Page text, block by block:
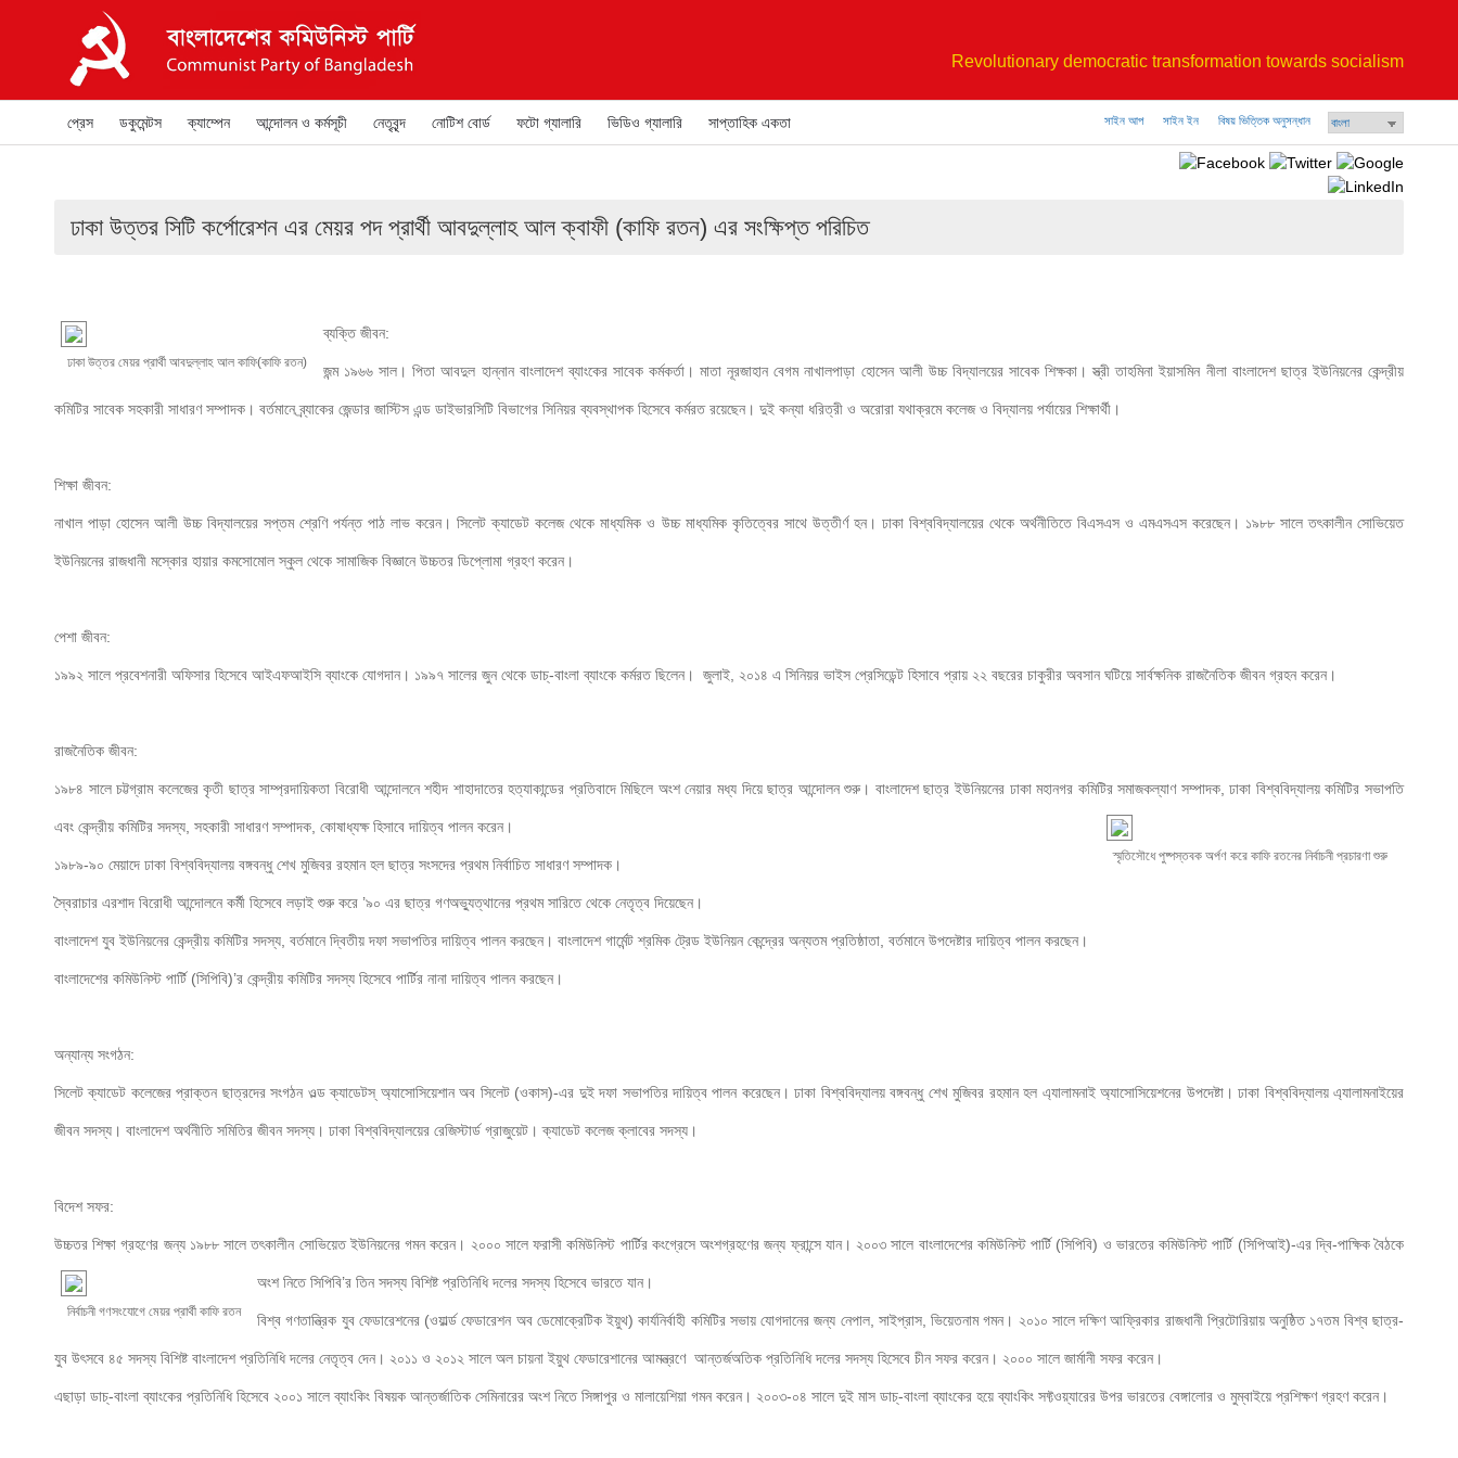
Revolutionary democratic transformation towards socialism
প্রেস ডকুমেন্টস ক্যাম্পেন আন্দোলন ও কর্মসূচী নেতৃবৃন্দ নোটিশ বোর্ড ফটো গ্যালারি ভিডিও গ্যালারি সাপ্তাহিক একতা সাইন আপ সাইন ইন বিষয় ভিত্তিক অনুসন্ধান
ঢাকা উত্তর সিটি কর্পোরেশন এর মেয়র পদ প্রার্থী আবদুল্লাহ আল ক্বাফী (কাফি রতন) এর সংক্ষিপ্ত পরিচিত
ঢাকা উত্তর মেয়র প্রার্থী আবদুল্লাহ আল কাফি(কাফি রতন)
ব্যক্তি জীবন:
জন্ম ১৯৬৬ সাল। পিতা আবদুল হান্নান বাংলাদেশ ব্যাংকের সাবেক কর্মকর্তা। মাতা নূরজাহান বেগম নাখালপাড়া হোসেন আলী উচ্চ বিদ্যালয়ের সাবেক শিক্ষকা। স্ত্রী তাহমিনা ইয়াসমিন নীলা বাংলাদেশ ছাত্র ইউনিয়নের কেন্দ্রীয়
কমিটির সাবেক সহকারী সাধারণ সম্পাদক। বর্তমানে ব্র্যাকের জেন্ডার জাস্টিস এন্ড ডাইভারসিটি বিভাগের সিনিয়র ব্যবস্থাপক হিসেবে কর্মরত রয়েছেন। দুই কন্যা ধরিত্রী ও অরোরা যথাক্রমে কলেজ ও বিদ্যালয় পর্যায়ের শিক্ষার্থী।
শিক্ষা জীবন:
নাখাল পাড়া হোসেন আলী উচ্চ বিদ্যালয়ের সপ্তম শ্রেণি পর্যন্ত পাঠ লাভ করেন। সিলেট ক্যাডেট কলেজ থেকে মাধ্যমিক ও উচ্চ মাধ্যমিক কৃতিত্বের সাথে উত্তীর্ণ হন। ঢাকা বিশ্ববিদ্যালয়ের থেকে অর্থনীতিতে বিএসএস ও এমএসএস করেছেন। ১৯৮৮ সালে তৎকালীন সোভিয়েত
ইউনিয়নের রাজধানী মস্কোর হায়ার কমসোমোল স্কুল থেকে সামাজিক বিজ্ঞানে উচ্চতর ডিপ্লোমা গ্রহণ করেন।
পেশা জীবন:
১৯৯২ সালে প্রবেশনারী অফিসার হিসেবে আইএফআইসি ব্যাংকে যোগদান। ১৯৯৭ সালের জুন থেকে ডাচ্-বাংলা ব্যাংকে কর্মরত ছিলেন।  জুলাই, ২০১৪ এ সিনিয়র ভাইস প্রেসিডেন্ট হিসাবে প্রায় ২২ বছরের চাকুরীর অবসান ঘটিয়ে সার্বক্ষনিক রাজনৈতিক জীবন গ্রহন করেন।
রাজনৈতিক জীবন:
১৯৮৪ সালে চট্টগ্রাম কলেজের কৃতী ছাত্র সাম্প্রদায়িকতা বিরোধী আন্দোলনে শহীদ শাহাদাতের হত্যাকান্ডের প্রতিবাদে মিছিলে অংশ নেয়ার মধ্য দিয়ে ছাত্র আন্দোলন শুরু। বাংলাদেশ ছাত্র ইউনিয়নের ঢাকা মহানগর কমিটির সমাজকল্যাণ সম্পাদক, ঢাকা বিশ্ববিদ্যালয় কমিটির সভাপতি
এবং
স্মৃতিসৌধে পুষ্পস্তবক অর্পণ করে কাফি রতনের নির্বাচনী প্রচারণা শুরু
কেন্দ্রীয় কমিটির সদস্য, সহকারী সাধারণ সম্পাদক, কোষাধ্যক্ষ হিসাবে দায়িত্ব পালন করেন।
১৯৮৯-৯০ মেয়াদে ঢাকা বিশ্ববিদ্যালয় বঙ্গবন্ধু শেখ মুজিবর রহমান হল ছাত্র সংসদের প্রথম নির্বাচিত সাধারণ সম্পাদক।
স্বৈরাচার এরশাদ বিরোধী আন্দোলনে কর্মী হিসেবে লড়াই শুরু করে ’৯০ এর ছাত্র গণঅভ্যুত্থানের প্রথম সারিতে থেকে নেতৃত্ব দিয়েছেন।
বাংলাদেশ যুব ইউনিয়নের কেন্দ্রীয় কমিটির সদস্য, বর্তমানে দ্বিতীয় দফা সভাপতির দায়িত্ব পালন করছেন। বাংলাদেশ গার্মেন্ট শ্রমিক ট্রেড ইউনিয়ন কেন্দ্রের অন্যতম প্রতিষ্ঠাতা, বর্তমানে উপদেষ্টার দায়িত্ব পালন করছেন।
বাংলাদেশের কমিউনিস্ট পার্টি (সিপিবি)’র কেন্দ্রীয় কমিটির সদস্য হিসেবে পার্টির নানা দায়িত্ব পালন করছেন।
অন্যান্য সংগঠন:
সিলেট ক্যাডেট কলেজের প্রাক্তন ছাত্রদের সংগঠন ওল্ড ক্যাডেটস্ অ্যাসোসিয়েশান অব সিলেট (ওকাস)-এর দুই দফা সভাপতির দায়িত্ব পালন করেছেন। ঢাকা বিশ্ববিদ্যালয় বঙ্গবন্ধু শেখ মুজিবর রহমান হল এ্যালামনাই অ্যাসোসিয়েশনের উপদেষ্টা। ঢাকা বিশ্ববিদ্যালয় এ্যালামনাইয়ের
জীবন সদস্য। বাংলাদেশ অর্থনীতি সমিতির জীবন সদস্য। ঢাকা বিশ্ববিদ্যালয়ের রেজিস্টার্ড গ্রাজুয়েট। ক্যাডেট কলেজ ক্লাবের সদস্য।
বিদেশ সফর:
উচ্চতর শিক্ষা গ্রহণের জন্য ১৯৮৮ সালে তৎকালীন সোভিয়েত ইউনিয়নের গমন করেন। ২০০০ সালে ফরাসী কমিউনিস্ট পার্টির কংগ্রেসে অংশগ্রহণের জন্য ফ্রান্সে যান। ২০০৩ সালে বাংলাদেশের কমিউনিস্ট পার্টি (সিপিবি) ও ভারতের কমিউনিস্ট পার্টি (সিপিআই)-এর দ্বি-পাক্ষিক বৈঠকে
অংশ নিতে
নির্বাচনী গণসংযোগে মেয়র প্রার্থী কাফি রতন
সিপিবি’র তিন সদস্য বিশিষ্ট প্রতিনিধি দলের সদস্য হিসেবে ভারতে যান।
বিশ্ব গণতান্ত্রিক যুব ফেডারেশনের (ওয়ার্ল্ড ফেডারেশন অব ডেমোক্রেটিক ইয়ুথ) কার্যনির্বাহী কমিটির সভায় যোগদানের জন্য নেপাল, সাইপ্রাস, ভিয়েতনাম গমন। ২০১০ সালে দক্ষিণ আফ্রিকার রাজধানী প্রিটোরিয়ায় অনুষ্ঠিত ১৭তম বিশ্ব ছাত্র-
যুব উৎসবে ৪৫ সদস্য বিশিষ্ট বাংলাদেশ প্রতিনিধি দলের নেতৃত্ব দেন। ২০১১ ও ২০১২ সালে অল চায়না ইয়ুথ ফেডারেশানের আমন্ত্রণে  আন্তর্জঅতিক প্রতিনিধি দলের সদস্য হিসেবে চীন সফর করেন। ২০০০ সালে জার্মানী সফর করেন।
এছাড়া ডাচ্-বাংলা ব্যাংকের প্রতিনিধি হিসেবে ২০০১ সালে ব্যাংকিং বিষয়ক আন্তর্জাতিক সেমিনারের অংশ নিতে সিঙ্গাপুর ও মালায়েশিয়া গমন করেন। ২০০৩-০৪ সালে দুই মাস ডাচ্-বাংলা ব্যাংকের হয়ে ব্যাংকিং সফ্টওয়্যারের উপর ভারতের বেঙ্গালোর ও মুম্বাইয়ে প্রশিক্ষণ গ্রহণ করেন।